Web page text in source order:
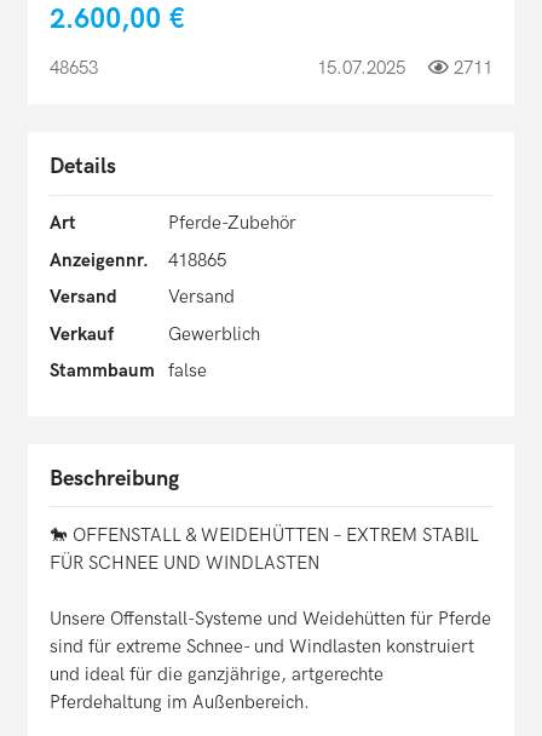
2.600,00 €
48653 15.07.2025 2711
Details
Art
Pferde-Zubehör
Anzeigennr.
418865
Versand
Versand
Verkauf
Gewerblich
Stammbaum
false
Beschreibung
🐎 OFFENSTALL & WEIDEHÜTTEN – EXTREM STABIL
FÜR SCHNEE UND WINDLASTEN
Unsere Offenstall-Systeme und Weidehütten für Pferde
sind für extreme Schnee- und Windlasten konstruiert
und ideal für die ganzjährige, artgerechte
Pferdehaltung im Außenbereich.